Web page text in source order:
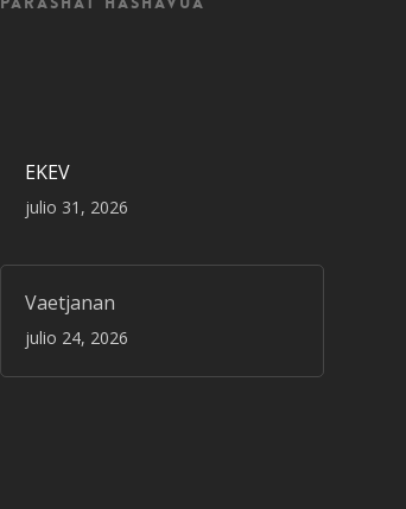
EKEV
julio 31, 2026
Vaetjanan
julio 24, 2026